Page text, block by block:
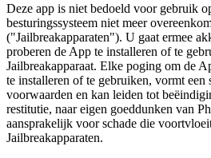
Deze app is niet bedoeld voor gebruik
besturingssysteem niet meer
("Jailbreakapparaten"). U gaat ermee
proberen de App te installeren of te
Jailbreakapparaat. Elke poging om de
te installeren of te gebruiken, vormt een
voorwaarden en kan leiden tot
restitutie, naar eigen goeddunken van
aansprakelijk voor schade die
Jailbreakapparaten.